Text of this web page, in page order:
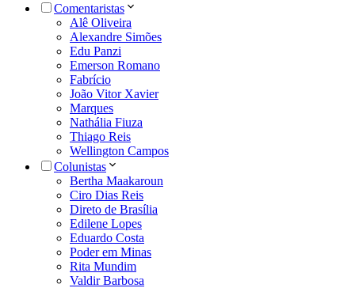
Comentaristas
Alê Oliveira
Alexandre Simões
Edu Panzi
Emerson Romano
Fabrício
João Vitor Xavier
Marques
Nathália Fiuza
Thiago Reis
Wellington Campos
Colunistas
Bertha Maakaroun
Ciro Dias Reis
Direto de Brasília
Edilene Lopes
Eduardo Costa
Poder em Minas
Rita Mundim
Valdir Barbosa